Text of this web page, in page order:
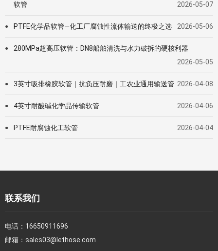
软管
2026-05-07
● PTFE化学品软管—化工厂腐蚀性流体输送的终极之选 2026-05-06
●
280MPa超高压软管：DN8船舶清洗与水力破拆的硬核利器
2026-05-05
● 3英寸吸排橡胶软管｜抗负压耐磨｜工农业通用输送管 2026-04-08
● 4英寸耐酸碱化学品传输软管 2026-04-06
● PTFE耐腐蚀化工软管 2026-04-04
联系我们
电话： 16650911696
邮箱： sales03@lethose.com